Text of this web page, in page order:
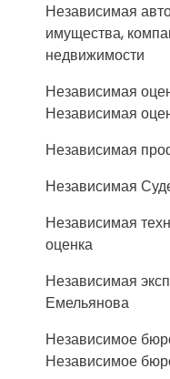
Независимая
имущества,
недвижимости
Независимая
Независимая
Независимая
Независимая
Независимая
оценка
Независимая
Емельянова
Независимое
Независимое